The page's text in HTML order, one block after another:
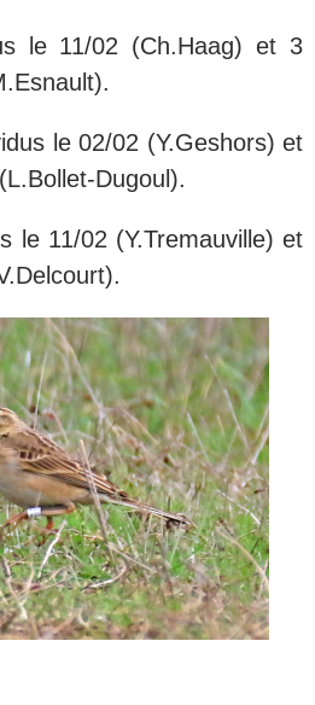
le 11/02 (Ch.Haag) et 3
le 02/02 (Y.Geshors) et
Dugoul).
le 11/02 (Y.Tremauville) et